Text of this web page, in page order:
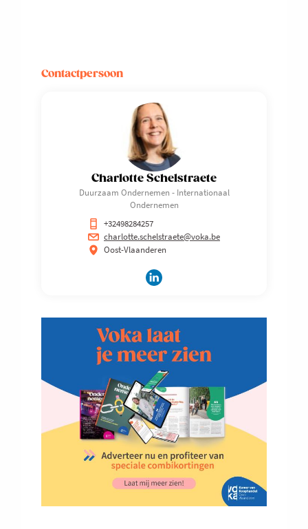
Contactpersoon
Charlotte Schelstraete
Duurzaam Ondernemen - Internationaal
Ondernemen
+32498284257
charlotte.schelstraete@voka.be
Oost-Vlaanderen